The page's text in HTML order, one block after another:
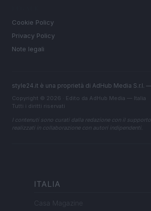
Cookie Policy
Privacy Policy
Note legali
style24.it è una proprietà di AdHub Media S.r.l.
Copyright © 2026 · Edito da AdHub Media — Italia
Tutti i diritti riservati
I contenuti sono curati dalla redazione con il
realizzati in collaborazione con autori indipendenti.
ITALIA
Casa Magazine